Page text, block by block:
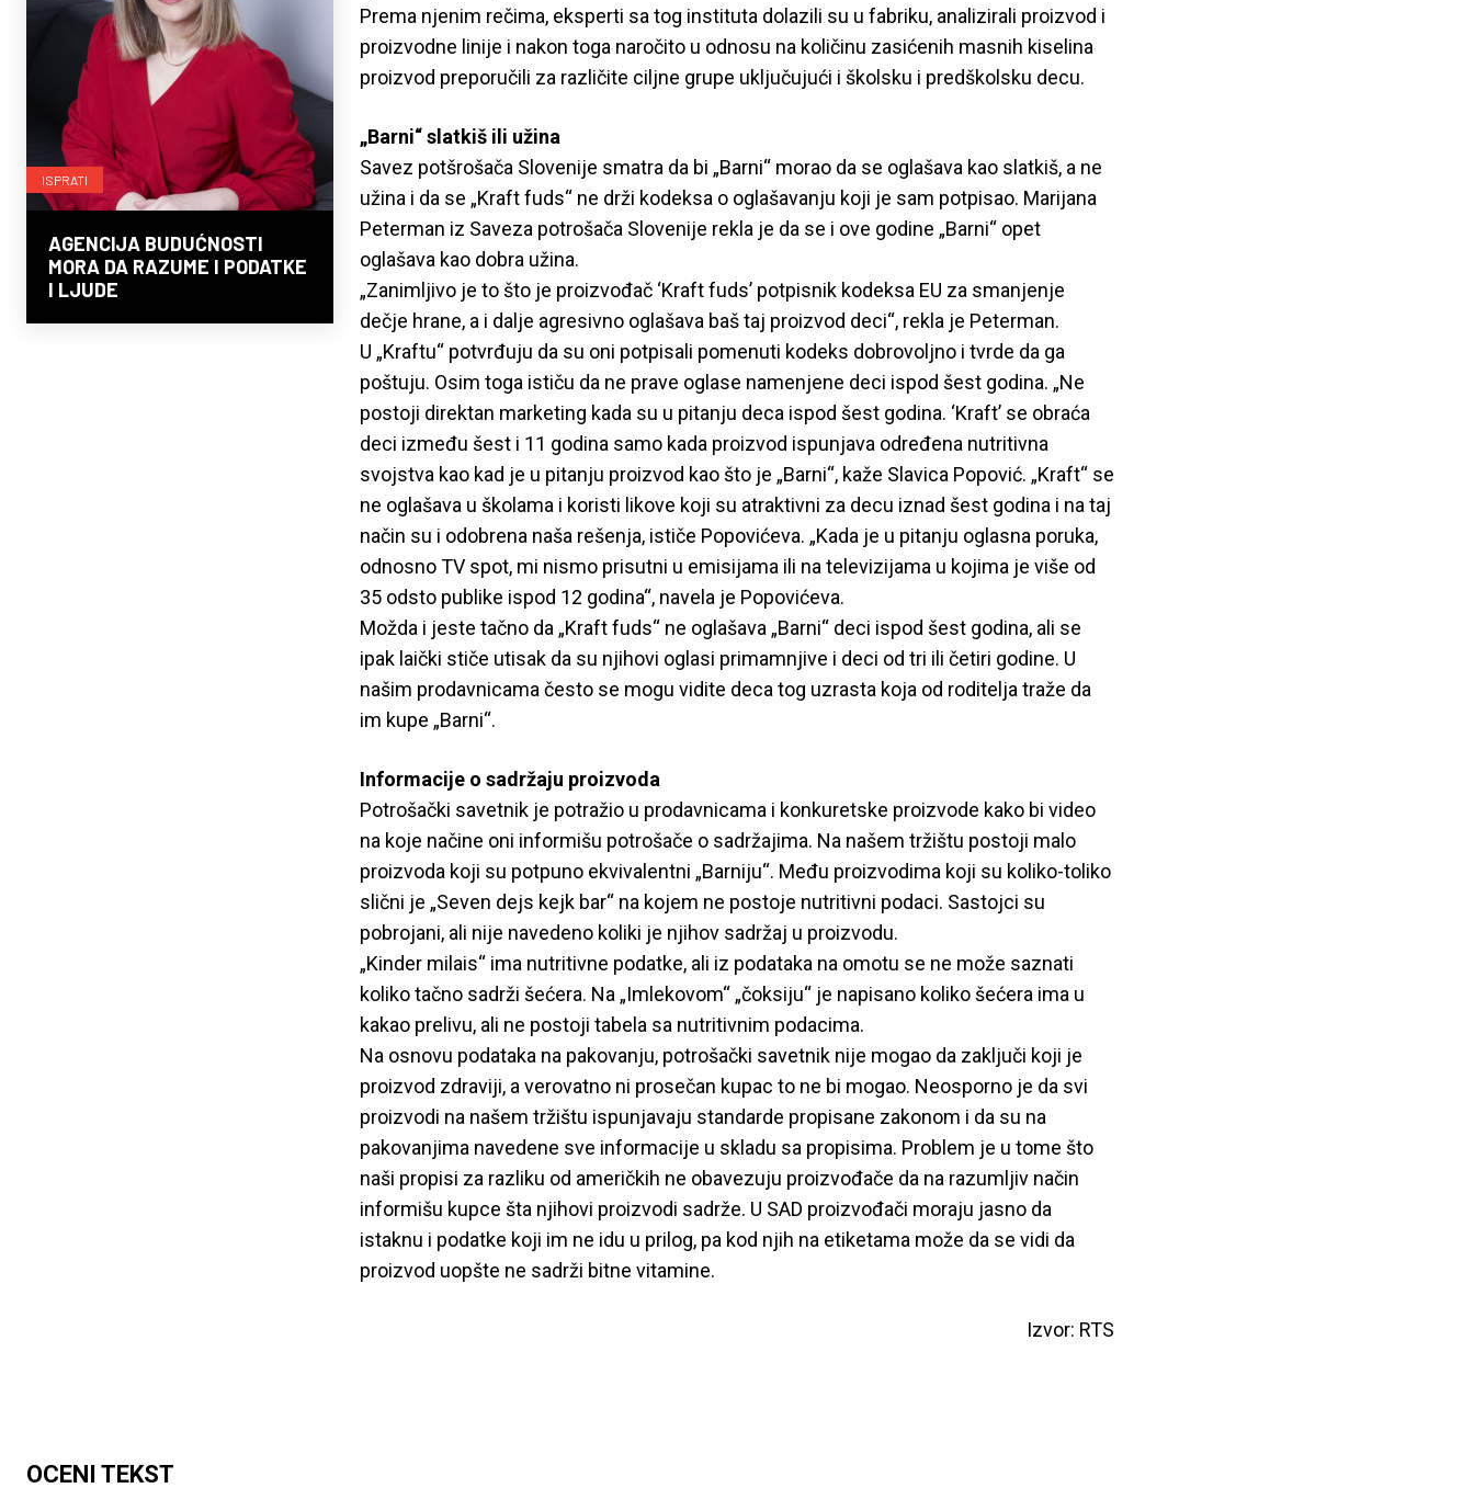
ISPRATI
AGENCIJA BUDUĆNOSTI
MORA DA RAZUME I PODATKE
I LJUDE
Prema njenim rečima, eksperti sa tog instituta dolazili su u fabriku, analizirali proizvod i
proizvodne linije i nakon toga naročito u odnosu na količinu zasićenih masnih kiselina
proizvod preporučili za različite ciljne grupe uključujući i školsku i predškolsku decu.
„Barni“ slatkiš ili užina
Savez potšrošača Slovenije smatra da bi „Barni“ morao da se oglašava kao slatkiš, a ne
užina i da se „Kraft fuds“ ne drži kodeksa o oglašavanju koji je sam potpisao. Marijana
Peterman iz Saveza potrošača Slovenije rekla je da se i ove godine „Barni“ opet
oglašava kao dobra užina.
„Zanimljivo je to što je proizvođač ‘Kraft fuds’ potpisnik kodeksa EU za smanjenje
dečje hrane, a i dalje agresivno oglašava baš taj proizvod deci“, rekla je Peterman.
U „Kraftu“ potvrđuju da su oni potpisali pomenuti kodeks dobrovoljno i tvrde da ga
poštuju. Osim toga ističu da ne prave oglase namenjene deci ispod šest godina. „Ne
postoji direktan marketing kada su u pitanju deca ispod šest godina. ‘Kraft’ se obraća
deci između šest i 11 godina samo kada proizvod ispunjava određena nutritivna
svojstva kao kad je u pitanju proizvod kao što je „Barni“, kaže Slavica Popović. „Kraft“ se
ne oglašava u školama i koristi likove koji su atraktivni za decu iznad šest godina i na taj
način su i odobrena naša rešenja, ističe Popovićeva. „Kada je u pitanju oglasna poruka,
odnosno TV spot, mi nismo prisutni u emisijama ili na televizijama u kojima je više od
35 odsto publike ispod 12 godina“, navela je Popovićeva.
Možda i jeste tačno da „Kraft fuds“ ne oglašava „Barni“ deci ispod šest godina, ali se
ipak laički stiče utisak da su njihovi oglasi primamnjive i deci od tri ili četiri godine. U
našim prodavnicama često se mogu vidite deca tog uzrasta koja od roditelja traže da
im kupe „Barni“.
Informacije o sadržaju proizvoda
Potrošački savetnik je potražio u prodavnicama i konkuretske proizvode kako bi video
na koje načine oni informišu potrošače o sadržajima. Na našem tržištu postoji malo
proizvoda koji su potpuno ekvivalentni „Barniju“. Među proizvodima koji su koliko-toliko
slični je „Seven dejs kejk bar“ na kojem ne postoje nutritivni podaci. Sastojci su
pobrojani, ali nije navedeno koliki je njihov sadržaj u proizvodu.
„Kinder milais“ ima nutritivne podatke, ali iz podataka na omotu se ne može saznati
koliko tačno sadrži šećera. Na „Imlekovom“ „čoksiju“ je napisano koliko šećera ima u
kakao prelivu, ali ne postoji tabela sa nutritivnim podacima.
Na osnovu podataka na pakovanju, potrošački savetnik nije mogao da zaključi koji je
proizvod zdraviji, a verovatno ni prosečan kupac to ne bi mogao. Neosporno je da svi
proizvodi na našem tržištu ispunjavaju standarde propisane zakonom i da su na
pakovanjima navedene sve informacije u skladu sa propisima. Problem je u tome što
naši propisi za razliku od američkih ne obavezuju proizvođače da na razumljiv način
informišu kupce šta njihovi proizvodi sadrže. U SAD proizvođači moraju jasno da
istaknu i podatke koji im ne idu u prilog, pa kod njih na etiketama može da se vidi da
proizvod uopšte ne sadrži bitne vitamine.
Izvor: RTS
OCENI TEKST